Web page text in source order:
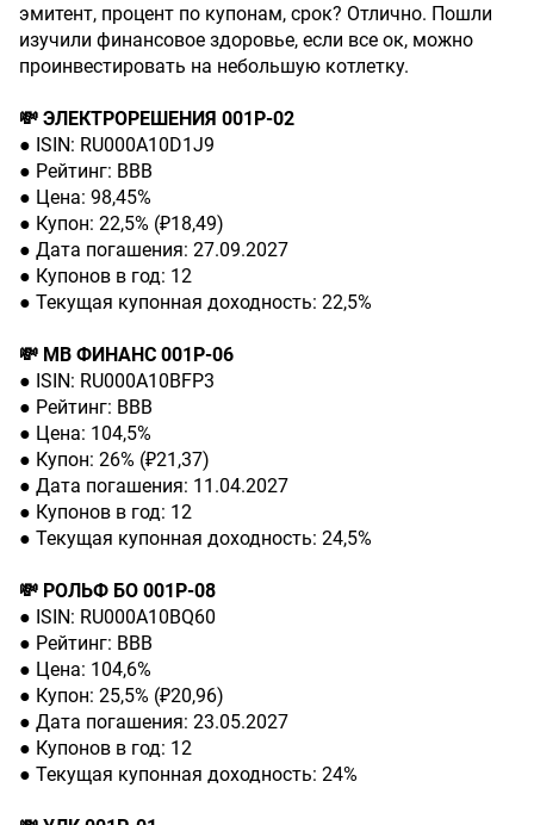
эмитент, процент по купонам, срок? Отлично. Пошли
изучили финансовое здоровье, если все ок, можно
проинвестировать на небольшую котлетку.
💸 ЭЛЕКТРОРЕШЕНИЯ 001Р-02
● ISIN: RU000A10D1J9
● Рейтинг: BBВ
● Цена: 98,45%
● Купон: 22,5% (₽18,49)
● Дата погашения: 27.09.2027
● Купонов в год: 12
● Текущая купонная доходность: 22,5%
💸 МВ ФИНАНС 001Р-06
● ISIN: RU000A10BFP3
● Рейтинг: BBВ
● Цена: 104,5%
● Купон: 26% (₽21,37)
● Дата погашения: 11.04.2027
● Купонов в год: 12
● Текущая купонная доходность: 24,5%
💸 РОЛЬФ БО 001Р-08
● ISIN: RU000A10BQ60
● Рейтинг: BBВ
● Цена: 104,6%
● Купон: 25,5% (₽20,96)
● Дата погашения: 23.05.2027
● Купонов в год: 12
● Текущая купонная доходность: 24%